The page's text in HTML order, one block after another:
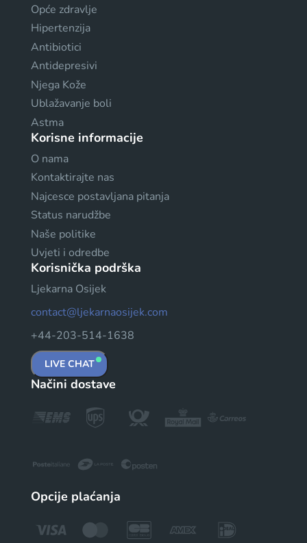
Opće zdravlje
Hipertenzija
Antibiotici
Antidepresivi
Njega Kože
Ublažavanje boli
Astma
Korisne informacije
O nama
Kontaktirajte nas
Najcesce postavljana pitanja
Status narudžbe
Naše politike
Uvjeti i odredbe
Korisnička podrška
Ljekarna Osijek
contact@ljekarnaosijek.com
+44-203-514-1638
LIVE CHAT
Načini dostave
Opcije plaćanja